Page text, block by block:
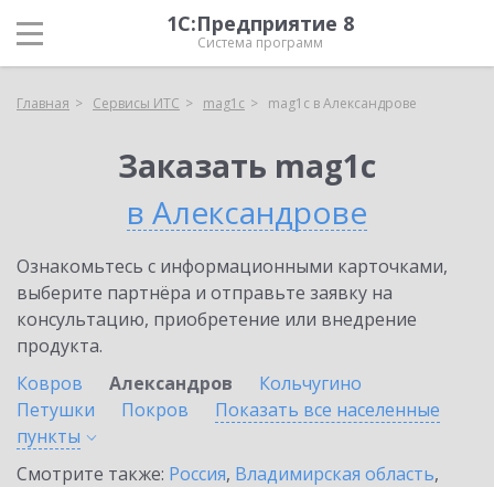
1С:Предприятие 8
Система программ
Главная Сервисы ИТС mag1c mag1c в Александрове
Заказать mag1c
в Александрове
Ознакомьтесь с информационными карточками,
выберите партнёра и отправьте заявку на
консультацию, приобретение или внедрение
продукта.
Ковров
Александров
Кольчугино
Петушки
Покров
Показать все населенные
пункты
Смотрите также: Россия, Владимирская область,